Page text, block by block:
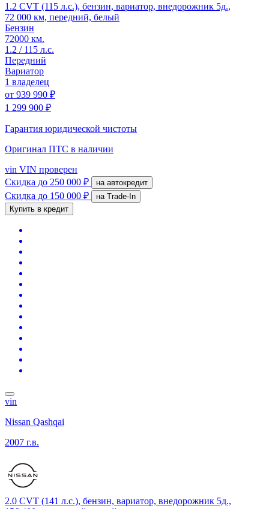
1.2 CVT (115 л.с.), бензин, вариатор, внедорожник 5д.,
72 000 км, передний, белый
Бензин
72000 км.
1.2 / 115 л.с.
Передний
Вариатор
1 владелец
от 939 990 ₽
1 299 900 ₽
Гарантия юридической чистоты
Оригинал ПТС в наличии
vin VIN проверен
Скидка до 250 000 ₽ на автокредит
Скидка до 150 000 ₽
на Trade-In
Купить в кредит
vin
Nissan Qashqai
2007 г.в.
2.0 CVT (141 л.с.), бензин, вариатор, внедорожник 5д.,